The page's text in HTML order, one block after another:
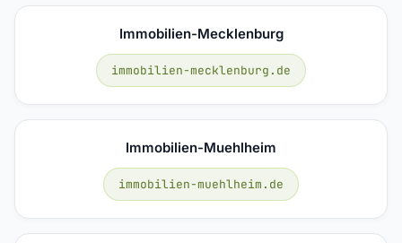
Immobilien-Mecklenburg
immobilien-mecklenburg.de
Immobilien-Muehlheim
immobilien-muehlheim.de